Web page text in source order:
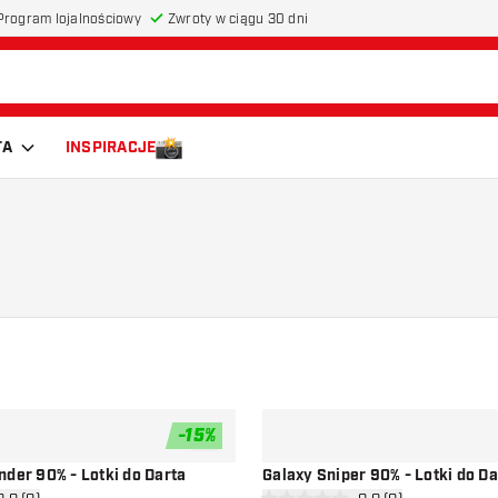
lojalnościowy Zwroty w ciągu 30 dni
INSPIRACJE
-15%
90% - Lotki do Darta
dodaj do listy życzeń
Galaxy Sniper 90% - Lotki do